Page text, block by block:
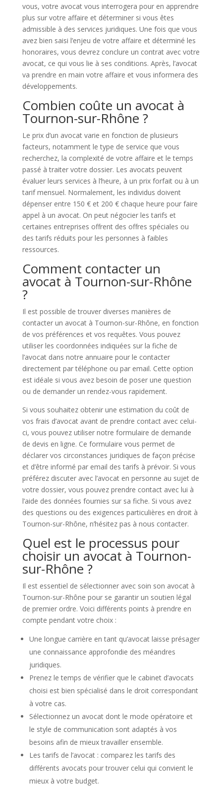
vous, votre avocat vous interrogera pour en apprendre
plus sur votre affaire et déterminer si vous êtes
admissible à des services juridiques. Une fois que vous
avez bien saisi l’enjeu de votre affaire et déterminé les
honoraires, vous devrez conclure un contrat avec votre
avocat, ce qui vous lie à ses conditions. Après, l’avocat
va prendre en main votre affaire et vous informera des
développements.
Combien coûte un avocat à
Tournon-sur-Rhône ?
Le prix d’un avocat varie en fonction de plusieurs
facteurs, notamment le type de service que vous
recherchez, la complexité de votre affaire et le temps
passé à traiter votre dossier. Les avocats peuvent
évaluer leurs services à l’heure, à un prix forfait ou à un
tarif mensuel. Normalement, les individus doivent
dépenser entre 150 € et 200 € chaque heure pour faire
appel à un avocat. On peut négocier les tarifs et
certaines entreprises offrent des offres spéciales ou
des tarifs réduits pour les personnes à faibles
ressources.
Comment contacter un
avocat à Tournon-sur-Rhône
?
Il est possible de trouver diverses manières de
contacter un avocat à Tournon-sur-Rhône, en fonction
de vos préférences et vos requêtes. Vous pouvez
utiliser les coordonnées indiquées sur la fiche de
l’avocat dans notre annuaire pour le contacter
directement par téléphone ou par email. Cette option
est idéale si vous avez besoin de poser une question
ou de demander un rendez-vous rapidement.
Si vous souhaitez obtenir une estimation du coût de
vos frais d’avocat avant de prendre contact avec celui-
ci, vous pouvez utiliser notre formulaire de demande
de devis en ligne. Ce formulaire vous permet de
déclarer vos circonstances juridiques de façon précise
et d’être informé par email des tarifs à prévoir. Si vous
préférez discuter avec l’avocat en personne au sujet de
votre dossier, vous pouvez prendre contact avec lui à
l’aide des données fournies sur sa fiche. Si vous avez
des questions ou des exigences particulières en droit à
Tournon-sur-Rhône, n’hésitez pas à nous contacter.
Quel est le processus pour
choisir un avocat à Tournon-
sur-Rhône ?
Il est essentiel de sélectionner avec soin son avocat à
Tournon-sur-Rhône pour se garantir un soutien légal
de premier ordre. Voici différents points à prendre en
compte pendant votre choix :
Une longue carrière en tant qu’avocat laisse présager
une connaissance approfondie des méandres
juridiques.
Prenez le temps de vérifier que le cabinet d’avocats
choisi est bien spécialisé dans le droit correspondant
à votre cas.
Sélectionnez un avocat dont le mode opératoire et
le style de communication sont adaptés à vos
besoins afin de mieux travailler ensemble.
Les tarifs de l’avocat : comparez les tarifs des
différents avocats pour trouver celui qui convient le
mieux à votre budget.